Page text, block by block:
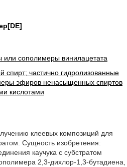
сополимеры винилацетата
спирт; частично гидролизованные
эфиров ненасыщенных спиртов
кислотами
клеевых композиций для
Сущность изобретения:
каучука с субстратом
2,3-дихлор-1,3-бутадиена,